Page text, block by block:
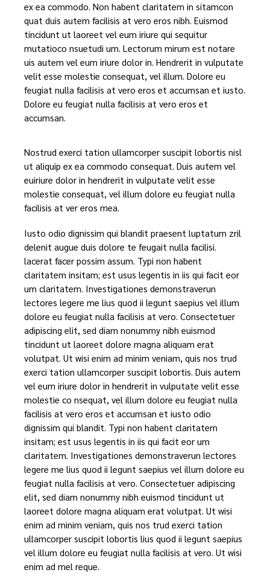
ex ea commodo. Non habent claritatem in sitamcon
quat duis autem facilisis at vero eros nibh. Euismod
tincidunt ut laoreet vel eum iriure qui sequitur
mutatioco nsuetudi um. Lectorum mirum est notare
uis autem vel eum iriure dolor in. Hendrerit in vulputate
velit esse molestie consequat, vel illum. Dolore eu
feugiat nulla facilisis at vero eros et accumsan et iusto.
Dolore eu feugiat nulla facilisis at vero eros et
accumsan.
Nostrud exerci tation ullamcorper suscipit lobortis nisl
ut aliquip ex ea commodo consequat. Duis autem vel
euiriure dolor in hendrerit in vulputate velit esse
molestie consequat, vel illum dolore eu feugiat nulla
facilisis at ver eros mea.
Iusto odio dignissim qui blandit praesent luptatum zril
delenit augue duis dolore te feugait nulla facilisi.
lacerat facer possim assum. Typi non habent
claritatem insitam; est usus legentis in iis qui facit eor
um claritatem. Investigationes demonstraverun
lectores legere me lius quod ii legunt saepius vel illum
dolore eu feugiat nulla facilisis at vero. Consectetuer
adipiscing elit, sed diam nonummy nibh euismod
tincidunt ut laoreet dolore magna aliquam erat
volutpat. Ut wisi enim ad minim veniam, quis nos trud
exerci tation ullamcorper suscipit lobortis. Duis autem
vel eum iriure dolor in hendrerit in vulputate velit esse
molestie co nsequat, vel illum dolore eu feugiat nulla
facilisis at vero eros et accumsan et iusto odio
dignissim qui blandit. Typi non habent claritatem
insitam; est usus legentis in iis qui facit eor um
claritatem. Investigationes demonstraverun lectores
legere me lius quod ii legunt saepius vel illum dolore eu
feugiat nulla facilisis at vero. Consectetuer adipiscing
elit, sed diam nonummy nibh euismod tincidunt ut
laoreet dolore magna aliquam erat volutpat. Ut wisi
enim ad minim veniam, quis nos trud exerci tation
ullamcorper suscipit lobortis lius quod ii legunt saepius
vel illum dolore eu feugiat nulla facilisis at vero. Ut wisi
enim ad mel reque.